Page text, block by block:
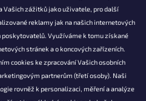
Vašich zážitků jako uživatele, pro další
reklamy jak na našich internetových
Využíváme k tomu získané
stránek a o koncových zařízeních.
cookies ke zpracování Vašich osobních
partnerům (třetí osoby). Naši
rovněž k personalizaci, měření a analýze